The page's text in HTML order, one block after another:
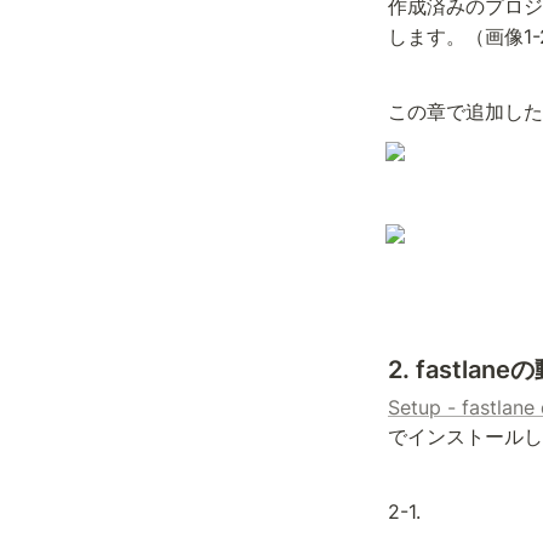
作成済みのプロ
します。（画像
この章で追加し
2. fastlaneの
Setup - fastlane
でインストール
2-1.